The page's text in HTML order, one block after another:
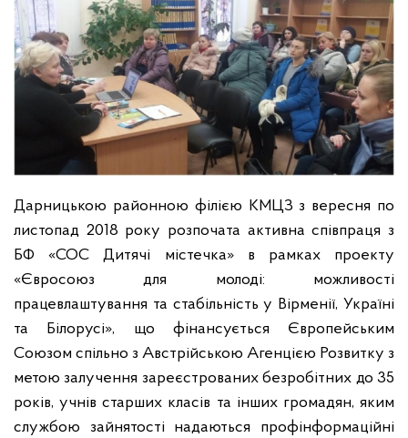
Дарницькою районною філією КМЦЗ з вересня по
листопад 2018 року розпочата активна співпраця з
БФ «СОС Дитячі містечка» в рамках проекту
«Євросоюз для молоді: можливості
працевлаштування та стабільність у Вірменії, Україні
та Білорусі», що фінансується Європейським
Союзом спільно з Австрійською Агенцією Розвитку з
метою залучення зареєстрованих безробітних до 35
років, учнів старших класів та інших громадян, яким
службою зайнятості надаються профінформаційні